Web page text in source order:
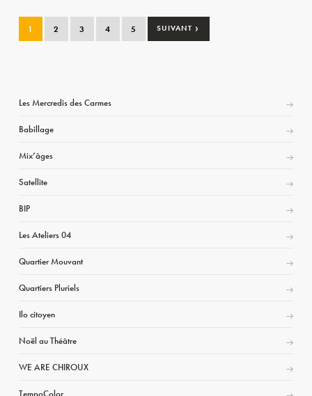
1 2 3 4 5 SUIVANT ›
Les Mercredis des Carmes
Babillage
Mix’âges
Satellite
BIP
Les Ateliers 04
Quartier Mouvant
Quartiers Pluriels
Ilo citoyen
Noël au Théâtre
WE ARE CHIROUX
TempoColor